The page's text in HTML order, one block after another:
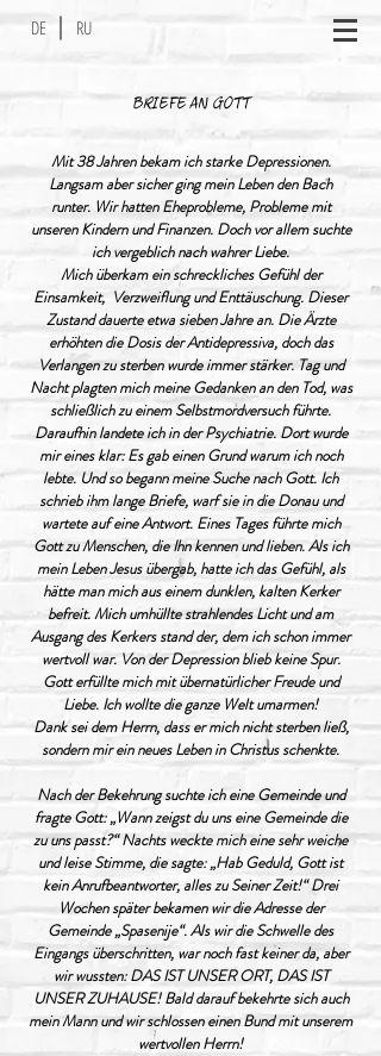
DE RU
BRIEFE AN GOTT
Mit 38 Jahren bekam ich starke Depressionen.
Langsam aber sicher ging mein Leben den Bach
runter. Wir hatten Eheprobleme, Probleme mit
unseren Kindern und Finanzen. Doch vor allem suchte
ich vergeblich nach wahrer Liebe.
Mich überkam ein schreckliches Gefühl der
Einsamkeit, Verzweiflung und Enttäuschung. Dieser
Zustand dauerte etwa sieben Jahre an. Die Ärzte
erhöhten die Dosis der Antidepressiva, doch das
Verlangen zu sterben wurde immer stärker. Tag und
Nacht plagten mich meine Gedanken an den Tod, was
schließlich zu einem Selbstmordversuch führte.
Daraufhin landete ich in der Psychiatrie. Dort wurde
mir eines klar: Es gab einen Grund warum ich noch
lebte. Und so begann meine Suche nach Gott. Ich
schrieb ihm lange Briefe, warf sie in die Donau und
wartete auf eine Antwort. Eines Tages führte mich
Gott zu Menschen, die Ihn kennen und lieben. Als ich
mein Leben Jesus übergab, hatte ich das Gefühl, als
hätte man mich aus einem dunklen, kalten Kerker
befreit. Mich umhüllte strahlendes Licht und am
Ausgang des Kerkers stand der, dem ich schon immer
wertvoll war. Von der Depression blieb keine Spur.
Gott erfüllte mich mit übernatürlicher Freude und
Liebe. Ich wollte die ganze Welt umarmen!
Dank sei dem Herrn, dass er mich nicht sterben ließ,
sondern mir ein neues Leben in Christus schenkte.
Nach der Bekehrung suchte ich eine Gemeinde und
fragte Gott: „Wann zeigst du uns eine Gemeinde die
zu uns passt?“ Nachts weckte mich eine sehr weiche
und leise Stimme, die sagte: „Hab Geduld, Gott ist
kein Anrufbeantworter, alles zu Seiner Zeit!“ Drei
Wochen später bekamen wir die Adresse der
Gemeinde „Spasenije“. Als wir die Schwelle des
Eingangs überschritten, war noch fast keiner da, aber
wir wussten: DAS IST UNSER ORT, DAS IST
UNSER ZUHAUSE! Bald darauf bekehrte sich auch
mein Mann und wir schlossen einen Bund mit unserem
wertvollen Herrn!